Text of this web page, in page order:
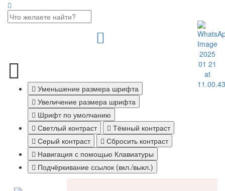
Уменьшение размера шрифта
Увеличение размера шрифта
Шрифт по умолчанию
Светлый контраст
Тёмный контраст
Серый контраст
Сбросить контраст
Навигация с помощью Клавиатуры
Подчёркивание ссылок (вкл./выкл.)